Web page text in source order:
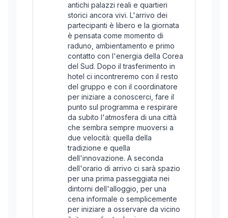
antichi palazzi reali e quartieri
storici ancora vivi. L'arrivo dei
partecipanti è libero e la giornata
è pensata come momento di
raduno, ambientamento e primo
contatto con l'energia della Corea
del Sud. Dopo il trasferimento in
hotel ci incontreremo con il resto
del gruppo e con il coordinatore
per iniziare a conoscerci, fare il
punto sul programma e respirare
da subito l'atmosfera di una città
che sembra sempre muoversi a
due velocità: quella della
tradizione e quella
dell'innovazione. A seconda
dell'orario di arrivo ci sarà spazio
per una prima passeggiata nei
dintorni dell'alloggio, per una
cena informale o semplicemente
per iniziare a osservare da vicino